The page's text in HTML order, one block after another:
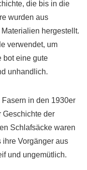
die bis in die
wurden aus
hergestellt.
verwendet, um
bot eine gute
unhandlich.
in den 1930er
Geschichte der
Schlafsäcke waren
ihre Vorgänger aus
und ungemütlich.